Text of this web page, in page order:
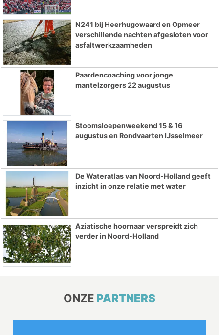
N241 bij Heerhugowaard en Opmeer
verschillende nachten afgesloten voor
asfaltwerkzaamheden
Paardencoaching voor jonge
mantelzorgers 22 augustus
Stoomsloepenweekend 15 & 16
augustus en Rondvaarten IJsselmeer
De Wateratlas van Noord-Holland geeft
inzicht in onze relatie met water
Aziatische hoornaar verspreidt zich
verder in Noord-Holland
ONZE PARTNERS